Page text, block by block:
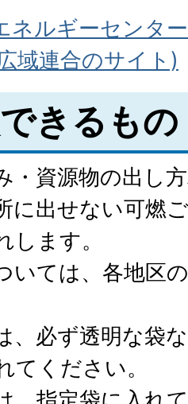
ネルギーセンタ
域連合のサイト)
きるもの
・資源物の出し
に出せない可燃
します。
いては、各地区
、必ず透明な袋
てください。